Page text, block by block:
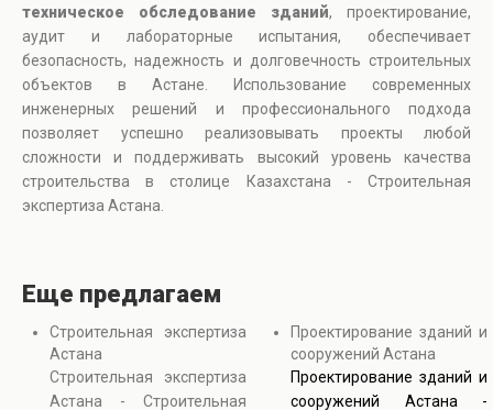
техническое обследование зданий, проектирование,
аудит и лабораторные испытания, обеспечивает
безопасность, надежность и долговечность строительных
объектов в Астане. Использование современных
инженерных решений и профессионального подхода
позволяет успешно реализовывать проекты любой
сложности и поддерживать высокий уровень качества
строительства в столице Казахстана - Строительная
экспертиза Астана.
Еще предлагаем
Строительная экспертиза
Астана
Строительная экспертиза
Астана - Строительная
Проектирование зданий и
сооружений Астана
Проектирование зданий и
сооружений Астана -